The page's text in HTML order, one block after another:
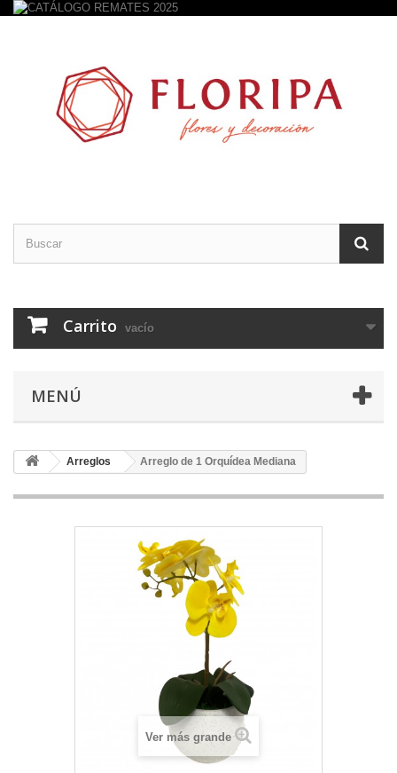
Carrito vacío
MENÚ
Arreglos Arreglo de 1 Orquídea Mediana
Ver más grande